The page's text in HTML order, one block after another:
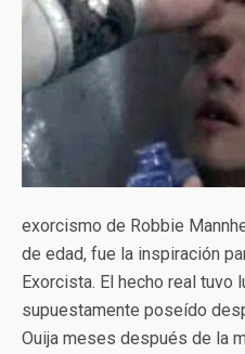
exorcismo de Robbie
de edad, fue la inspiración
Exorcista. El hecho real tuvo
supuestamente poseído
Ouija meses después de la